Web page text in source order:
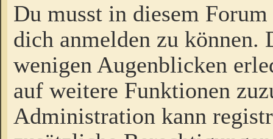
Du musst in diesem
dich anmelden zu
wenigen Augenblicken
auf weitere Funktionen
Administration kann